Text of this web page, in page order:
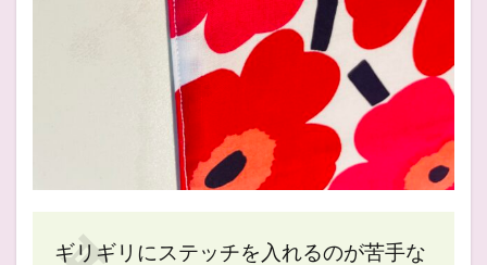
ギリギリにステッチを入れるのが苦手な